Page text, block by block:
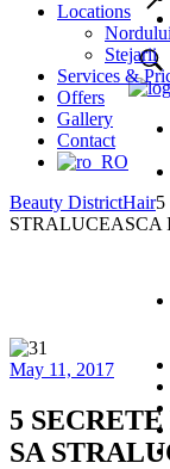
Locations
Nordului
Stejarii
Services &
Offers
Gallery
Contact
Beauty DistrictHair5
May 11, 2017
5
SA